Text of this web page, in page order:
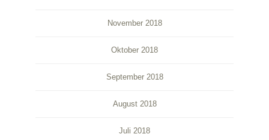
November 2018
Oktober 2018
September 2018
August 2018
Juli 2018